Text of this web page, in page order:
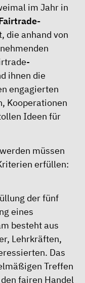
im Jahr in
die anhand von
ihnen die
engagierten
Kooperationen
Ideen für
müssen
erfüllen:
der fünf
eines
besteht aus
Lehrkräften,
Das
Treffen
fairen Handel